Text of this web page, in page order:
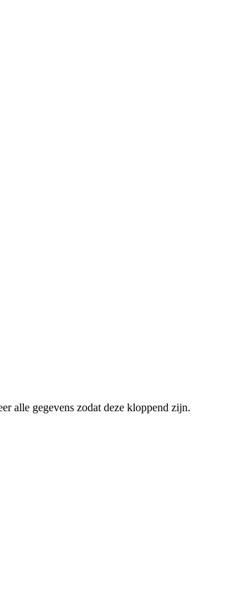
alle gegevens zodat deze kloppend zijn.